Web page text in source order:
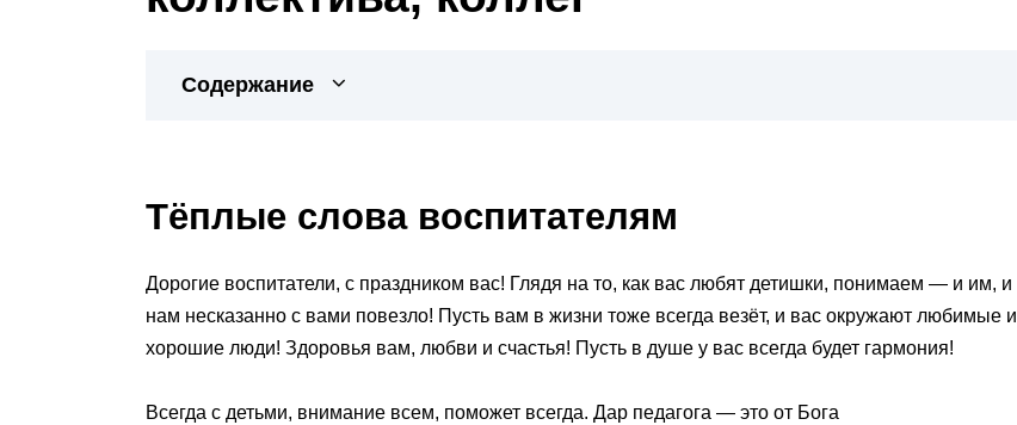
Содержание
Тёплые слова воспитателям
Дорогие воспитатели, с праздником вас! Глядя на то, как вас любят детишки, понимаем — и им, и
нам несказанно с вами повезло! Пусть вам в жизни тоже всегда везёт, и вас окружают любимые и
хорошие люди! Здоровья вам, любви и счастья! Пусть в душе у вас всегда будет гармония!
Всегда с детьми, внимание всем, поможет всегда. Дар педагога — это от Бога